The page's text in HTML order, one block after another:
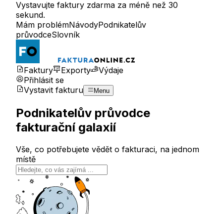
Vystavujte faktury zdarma za méně než 30
sekund.
Mám problémNávodyPodnikatelův
průvodceSlovník
Faktury Exporty
Výdaje
Přihlásit se
Vystavit fakturu
Menu
Podnikatelův průvodce
fakturační galaxií
Vše, co potřebujete vědět o fakturaci, na jednom
místě